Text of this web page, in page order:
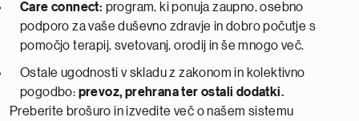
Care connect: program, ki ponuja zaupno, osebno
podporo za vaše duševno zdravje in dobro počutje s
pomočjo terapij, svetovanj, orodij in še mnogo več.
Ostale ugodnosti v skladu z zakonom in kolektivno
pogodbo: prevoz, prehrana ter ostali dodatki.
Preberite brošuro in izvedite več o našem sistemu